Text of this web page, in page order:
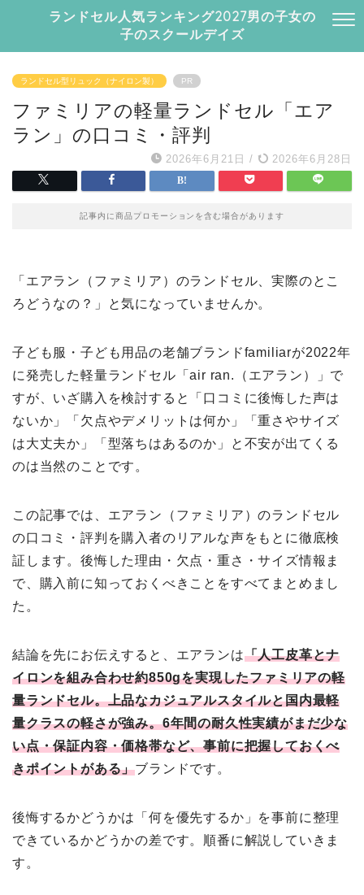
ランドセル人気ランキング2027男の子女の
子のスクールデイズ
ランドセル型リュック（ナイロン製） PR
ファミリアの軽量ランドセル「エア
ラン」の口コミ・評判
2026年6月21日 / 2026年6月28日
記事内に商品プロモーションを含む場合があります
「エアラン（ファミリア）のランドセル、実際のとこ
ろどうなの？」と気になっていませんか。
子ども服・子ども用品の老舗ブランドfamiliarが2022年
に発売した軽量ランドセル「air ran.（エアラン）」で
すが、いざ購入を検討すると「口コミに後悔した声は
ないか」「欠点やデメリットは何か」「重さやサイズ
は大丈夫か」「型落ちはあるのか」と不安が出てくる
のは当然のことです。
この記事では、エアラン（ファミリア）のランドセル
の口コミ・評判を購入者のリアルな声をもとに徹底検
証します。後悔した理由・欠点・重さ・サイズ情報ま
で、購入前に知っておくべきことをすべてまとめまし
た。
結論を先にお伝えすると、エアランは「人工皮革とナ
イロンを組み合わせ約850gを実現したファミリアの軽
量ランドセル。上品なカジュアルスタイルと国内最軽
量クラスの軽さが強み。6年間の耐久性実績がまだ少な
い点・保証内容・価格帯など、事前に把握しておくべ
きポイントがある」ブランドです。
後悔するかどうかは「何を優先するか」を事前に整理
できているかどうかの差です。順番に解説していきま
す。